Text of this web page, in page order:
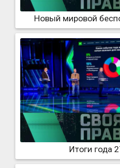
Новый мировой
Итоги года